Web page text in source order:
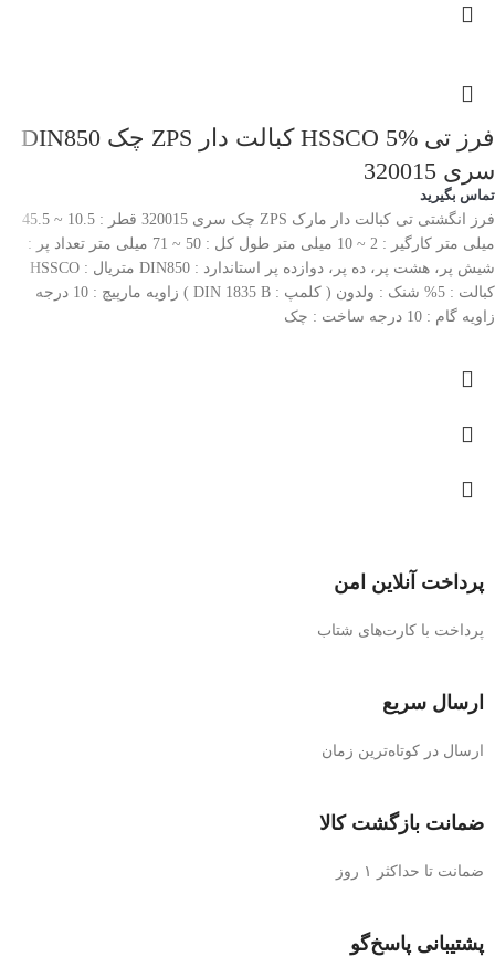
فرز تی HSSCO 5% کبالت دار ZPS چک DIN850
سری 320015
تماس بگیرید
فرز انگشتی تی کبالت دار مارک ZPS چک سری 320015 قطر : 10.5 ~ 45.5
میلی متر کارگیر : 2 ~ 10 میلی متر طول کل : 50 ~ 71 میلی متر تعداد پر :
شیش پر، هشت پر، ده پر، دوازده پر استاندارد : DIN850 متریال : HSSCO
کبالت : 5% شنک : ولدون ( کلمپ : DIN 1835 B ) زاویه مارپیچ : 10 درجه
زاویه گام : 10 درجه ساخت : چک
پرداخت آنلاین امن
پرداخت با کارت‌های شتاب
ارسال سریع
ارسال در کوتاه‌ترین زمان
ضمانت بازگشت کالا
ضمانت تا حداکثر ۱ روز
پشتیبانی پاسخ‌گو